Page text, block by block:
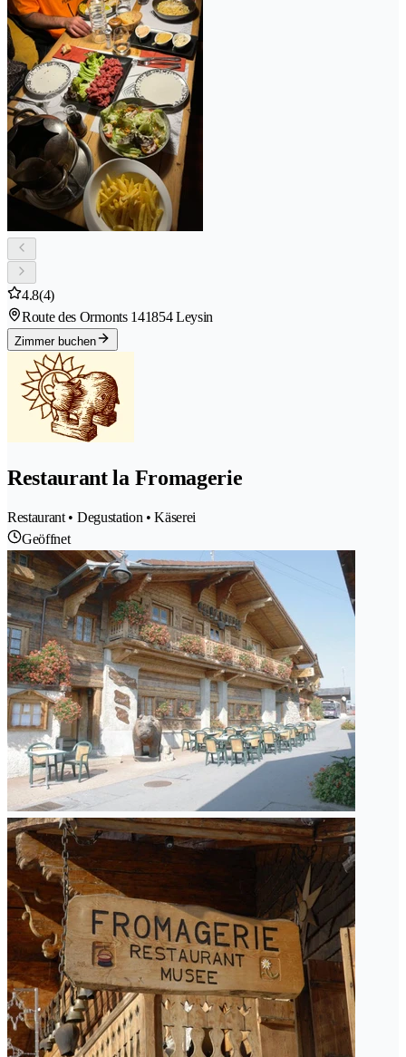
4.8(4)
Route des Ormonts 141854 Leysin
Zimmer buchen
Restaurant la Fromagerie
Restaurant • Degustation • Käserei
Geöffnet